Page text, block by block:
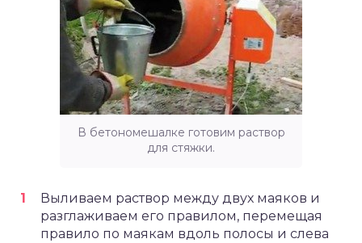
В бетономешалке готовим раствор
для стяжки.
Выливаем раствор между двух маяков и
разглаживаем его правилом, перемещая
правило по маякам вдоль полосы и слева